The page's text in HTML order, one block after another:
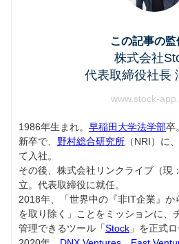
この記事の監
株式会社
代表取締役社長
www.stock-
1986年生まれ。 早稲田大学法学部卒。
新卒で、 野村総合研究所 （NRI）に
て入社。
その後、株式会社リンクライブ（現：
立。代表取締役に就任。
2018年、「世界中の『非IT企業』か
を取り除く」ことをミッションに、
管理できるツール「Stock 」を正式ロ